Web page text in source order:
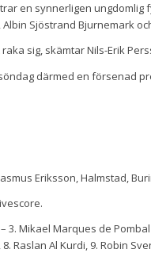
en synnerligen
Sjöstrand Bjurnemark
sig, skämtar Nils-Erik
därmed en försenad
Eriksson, Halmstad,
.
3. Mikael Marques de
Raslan Al Kurdi, 9. Robin